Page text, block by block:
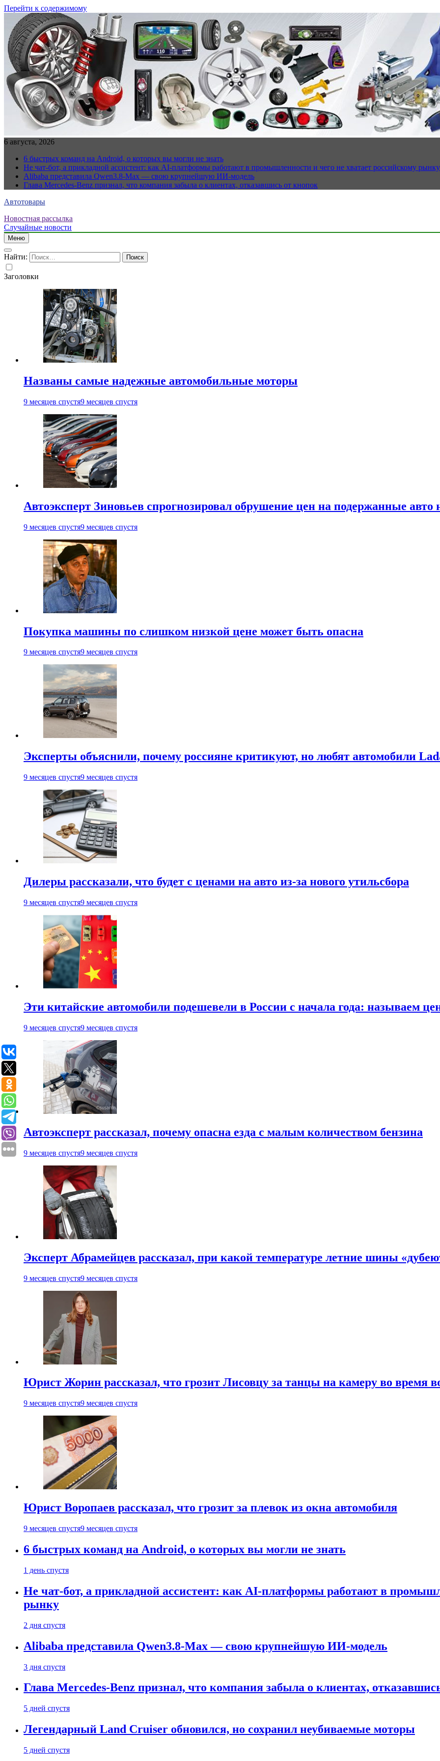
Перейти к содержимому
6 августа, 2026
6 быстрых команд на Android, о которых вы могли не знать
Не чат-бот, а прикладной ассистент: как AI-платформы работают в промышленности и чего не хватает российскому рынку
Alibaba представила Qwen3.8-Max — свою крупнейшую ИИ-модель
Глава Mercedes-Benz признал, что компания забыла о клиентах, отказавшись от кнопок
Автотовары
Новостная рассылка
Случайные новости
Меню
Найти:
Заголовки
Названы самые надежные автомобильные моторы
9 месяцев спустя9 месяцев спустя
Автоэксперт Зиновьев спрогнозировал обрушение цен на подержанные авто
9 месяцев спустя9 месяцев спустя
Покупка машины по слишком низкой цене может быть опасна
9 месяцев спустя9 месяцев спустя
Эксперты объяснили, почему россияне критикуют, но любят автомобили
9 месяцев спустя9 месяцев спустя
Дилеры рассказали, что будет с ценами на авто из-за нового утильсбора
9 месяцев спустя9 месяцев спустя
Эти китайские автомобили подешевели в России с начала года: называем
9 месяцев спустя9 месяцев спустя
Автоэксперт рассказал, почему опасна езда с малым количеством бензина
9 месяцев спустя9 месяцев спустя
Эксперт Абрамейцев рассказал, при какой температуре летние шины
9 месяцев спустя9 месяцев спустя
Юрист Жорин рассказал, что грозит Лисовцу за танцы на камеру во время
9 месяцев спустя9 месяцев спустя
Юрист Воропаев рассказал, что грозит за плевок из окна автомобиля
9 месяцев спустя9 месяцев спустя
6 быстрых команд на Android, о которых вы могли не знать
1 день спустя
Не чат-бот, а прикладной ассистент: как AI-платформы работают в
рынку
2 дня спустя
Alibaba представила Qwen3.8-Max — свою крупнейшую ИИ-модель
3 дня спустя
Глава Mercedes-Benz признал, что компания забыла о клиентах,
5 дней спустя
Легендарный Land Cruiser обновился, но сохранил неубиваемые моторы
5 дней спустя